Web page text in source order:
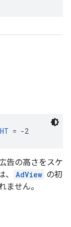
= -2
告の高さをスケ
、 AdView の初
ません。